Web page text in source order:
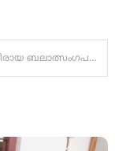
വേടനെതിരായ ബലാത്സംഗപരാതി: ‘ചുംബിക്കാൻ അനുവാദം ചോദിച്ചു,പിന്നാലെ കിടക്കയിലേക്ക് തള്ളിയിട്ട് ബലാത്സംഗം ചെയ്തു